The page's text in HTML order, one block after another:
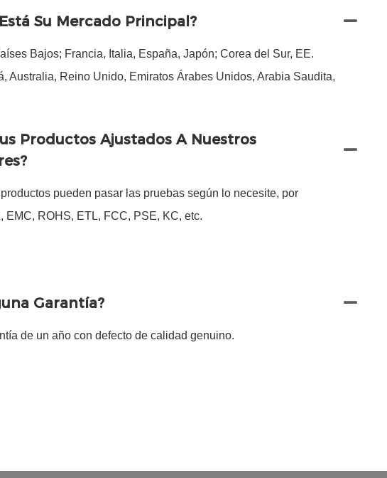
Su Mercado Principal?
Bajos; Francia, Italia, España, Japón; Corea del Sur, EE.
Australia, Reino Unido, Emiratos Árabes Unidos, Arabia Saudita,
Productos Ajustados A Nuestros
pueden pasar las pruebas según lo necesite, por
EMC, ROHS, ETL, FCC, PSE, KC, etc.
Garantía?
de un año con defecto de calidad genuino.